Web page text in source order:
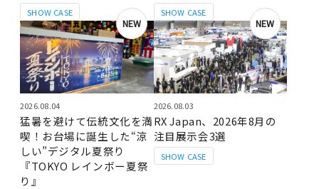
SHOW CASE SHOW CASE
NEW
2026.08.04
猛暑を避けて伝統文化を満
喫！お台場に誕生した“涼
しい”デジタル夏祭り
『TOKYO レインボー夏祭
り』
NEW
SHOW CASE
2026.08.03
RX Japan、2026年8月の
注目展示会3選